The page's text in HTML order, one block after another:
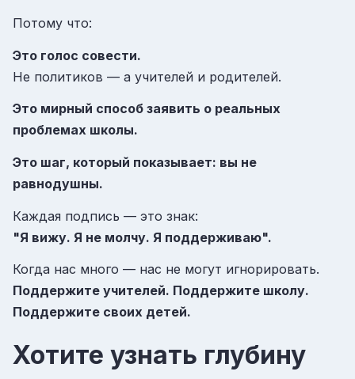
Потому что:
Это голос совести.
Не политиков — а учителей и родителей.
Это мирный способ заявить о реальных
проблемах школы.
Это шаг, который показывает: вы не
равнодушны.
Каждая подпись — это знак:
"Я вижу. Я не молчу. Я поддерживаю".
Когда нас много — нас не могут игнорировать.
Поддержите учителей. Поддержите школу.
Поддержите своих детей.
Хотите узнать глубину